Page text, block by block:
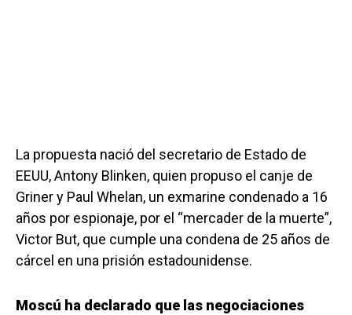
La propuesta nació del secretario de Estado de
EEUU, Antony Blinken, quien propuso el canje de
Griner y Paul Whelan, un exmarine condenado a 16
años por espionaje, por el “mercader de la muerte”,
Victor But, que cumple una condena de 25 años de
cárcel en una prisión estadounidense.
Moscú ha declarado que las negociaciones